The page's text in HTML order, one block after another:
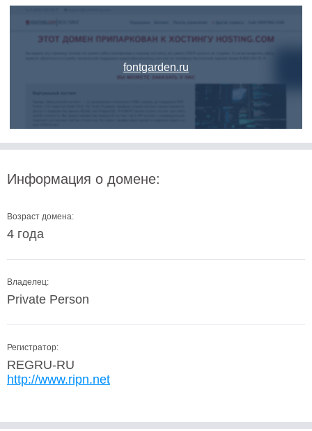
fontgarden.ru
Информация о домене:
Возраст домена:
4 года
Владелец:
Private Person
Регистратор:
REGRU-RU
http://www.ripn.net